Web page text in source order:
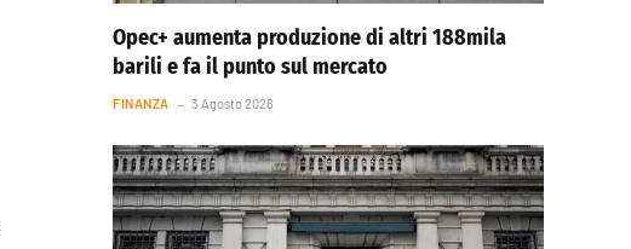
Opec+ aumenta produzione di altri 188mila
barili e fa il punto sul mercato
FINANZA 3 Agosto 2026